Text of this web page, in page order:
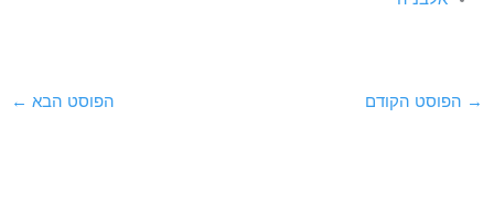
→ הפוסט הקודם הפוסט הבא ←